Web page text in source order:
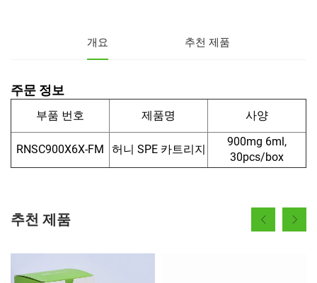
개요 추천 제품
주문 정보
부품 번호 제품명 사양
RNSC900X6X-FM 허니 SPE 카트리지
900mg 6ml,
30pcs/box
추천 제품